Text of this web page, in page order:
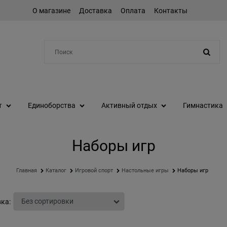
О магазине Доставка Оплата Контакты
Единоборства Активный отдых Гимнастика
Наборы игр
Главная Каталог Игровой спорт Настольные игры Наборы игр